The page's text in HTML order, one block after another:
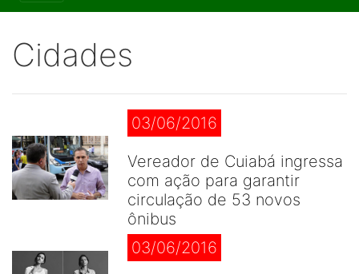
Cidades
03/06/2016
Vereador de Cuiabá ingressa
com ação para garantir
circulação de 53 novos
ônibus
03/06/2016